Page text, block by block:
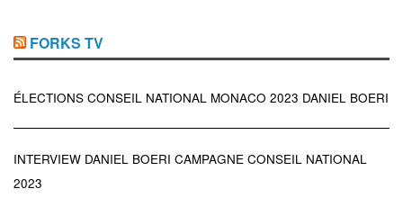
FORKS TV
ÉLECTIONS CONSEIL NATIONAL MONACO 2023 DANIEL BOERI
INTERVIEW DANIEL BOERI CAMPAGNE CONSEIL NATIONAL
2023